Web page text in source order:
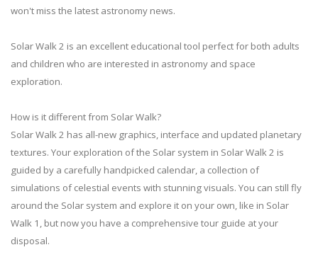
won't miss the latest astronomy news.
Solar Walk 2 is an excellent educational tool perfect for both adults
and children who are interested in astronomy and space
exploration.
How is it different from Solar Walk?
Solar Walk 2 has all-new graphics, interface and updated planetary
textures. Your exploration of the Solar system in Solar Walk 2 is
guided by a carefully handpicked calendar, a collection of
simulations of celestial events with stunning visuals. You can still fly
around the Solar system and explore it on your own, like in Solar
Walk 1, but now you have a comprehensive tour guide at your
disposal.